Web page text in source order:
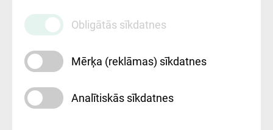
Maksas
pakalpojumu
cenrādis
Obligātās sīkdatnes
Mērķa (reklāmas) sīkdatnes
Analītiskās sīkdatnes